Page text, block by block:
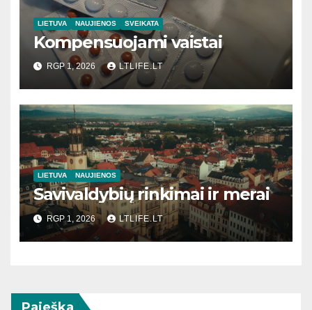
LIETUVA NAUJIENOS SVEIKATA
Kompensuojami vaistai
RGP 1, 2026 LTLIFE.LT
LIETUVA NAUJIENOS
Savivaldybių rinkimai ir merai
RGP 1, 2026 LTLIFE.LT